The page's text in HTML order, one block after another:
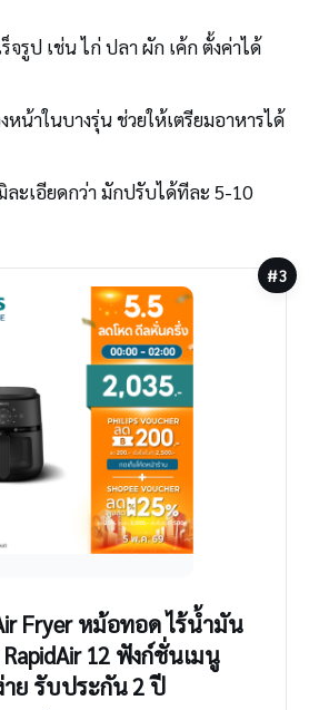
จรูป เช่น ไก่ ปลา ผัก เค้ก ตั้งค่าได้
หน้าในบางรุ่น ช่วยให้เตรียมอาหารได้
ะเอียดกว่า มักปรับได้ทีละ 5-10
#3
Fryer หม้อทอด ไร้น้ำมัน
12 ฟังก์ชั่นเมนู
ย รับประกัน 2 ปี